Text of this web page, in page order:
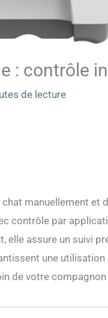
: contrôle
de lecture
manuellement et
contrôle par
assure un suivi
une
de votre